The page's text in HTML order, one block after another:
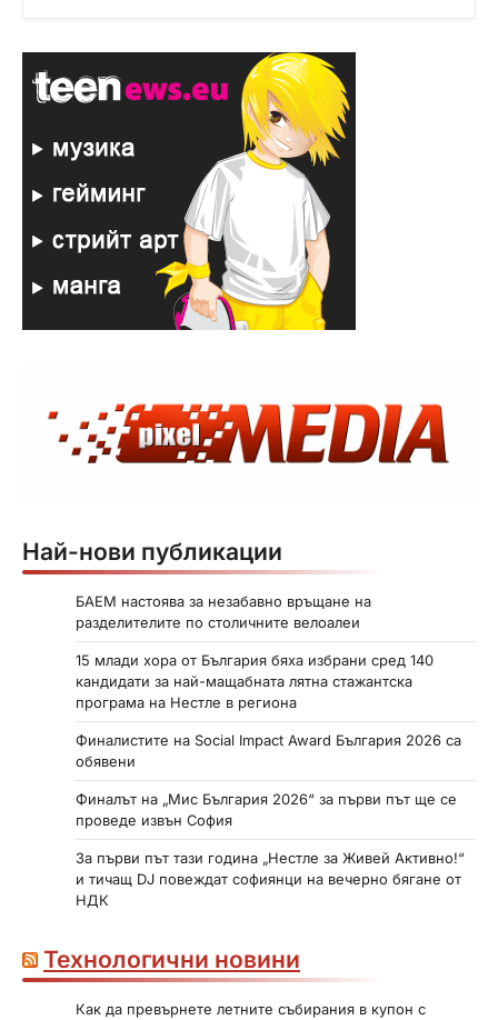
Най-нови публикации
БАЕМ настоява за незабавно връщане на
разделителите по столичните велоалеи
15 млади хора от България бяха избрани сред 140
кандидати за най-мащабната лятна стажантска
програма на Нестле в региона
Финалистите на Social Impact Award България 2026 са
обявени
Финалът на „Мис България 2026“ за първи път ще се
проведе извън София
За първи път тази година „Нестле за Живей Активно!“
и тичащ DJ повеждат софиянци на вечерно бягане от
НДК
Технологични новини
Как да превърнете летните събирания в купон с